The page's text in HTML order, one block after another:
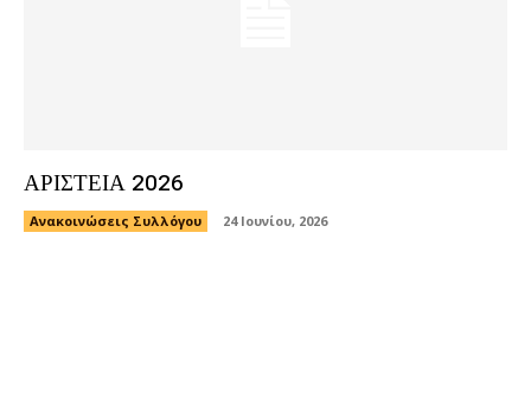
ΑΡΙΣΤΕΙΑ 2026
Ανακοινώσεις Συλλόγου 24 Ιουνίου, 2026